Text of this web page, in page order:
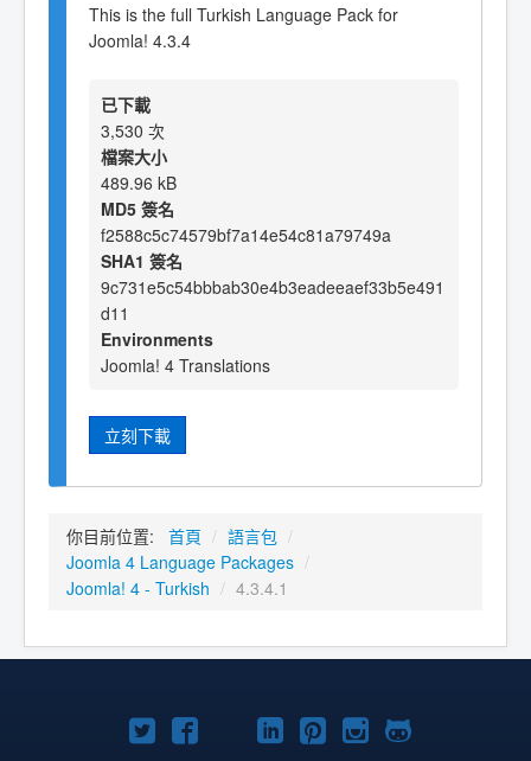
This is the full Turkish Language Pack for
Joomla! 4.3.4
已下載
3,530 次
檔案大小
489.96 kB
MD5 簽名
f2588c5c74579bf7a14e54c81a79749a
SHA1 簽名
9c731e5c54bbbab30e4b3eadeeaef33b5e491
d11
Environments
Joomla! 4 Translations
立刻下載
你目前位置: 首頁 / 語言包 /
Joomla 4 Language Packages /
Joomla! 4 - Turkish / 4.3.4.1
TwitterFacebookYouTube
Linkedln
Pinterest
Instagram
GitHub